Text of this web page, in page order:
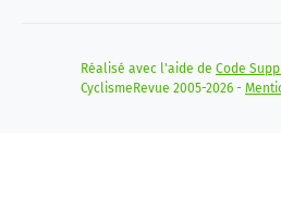
Réalisé avec l'aide de Code
CyclismeRevue 2005-2026 -